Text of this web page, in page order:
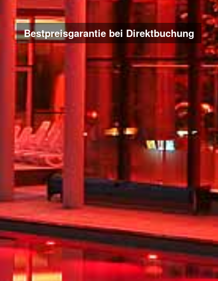
Bestpreisgarantie bei Direktbuchung